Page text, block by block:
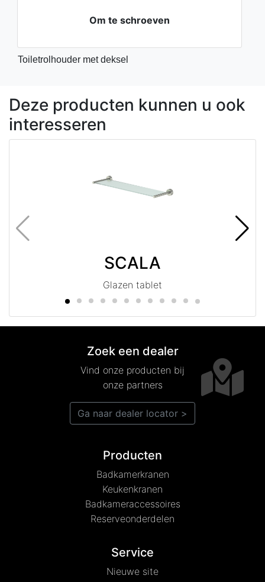
Om te schroeven
Toiletrolhouder met deksel
Deze producten kunnen u ook
interesseren
SCALA
Glazen tablet
Producten
Badkamerkranen
Keukenkranen
Badkameraccessoires
Reserveonderdelen
Service
Nieuwe site
Zoek een dealer
Vind onze producten bij
onze partners
Ga naar dealer locator >